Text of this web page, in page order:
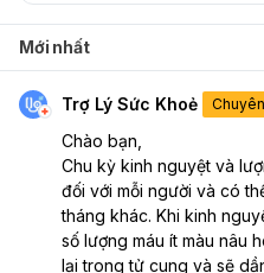
ạ ? Và ra ít kh nhiều còn bị
cục nữa ạ , ko đau bụng hay gì
hết , chưa thấy ra màu đỏ
Mới nhất
Trợ Lý Sức Khoẻ
Chào bạn,
Chu kỳ kinh nguyệt và
đối với mỗi người và có
tháng khác. Khi kinh
số lượng máu ít màu nâu
lại trong tử cung và sẽ